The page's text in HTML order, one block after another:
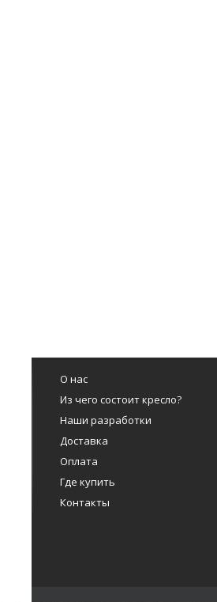
О нас
Из чего состоит кресло?
Наши разработки
Доставка
Оплата
Где купить
Контакты